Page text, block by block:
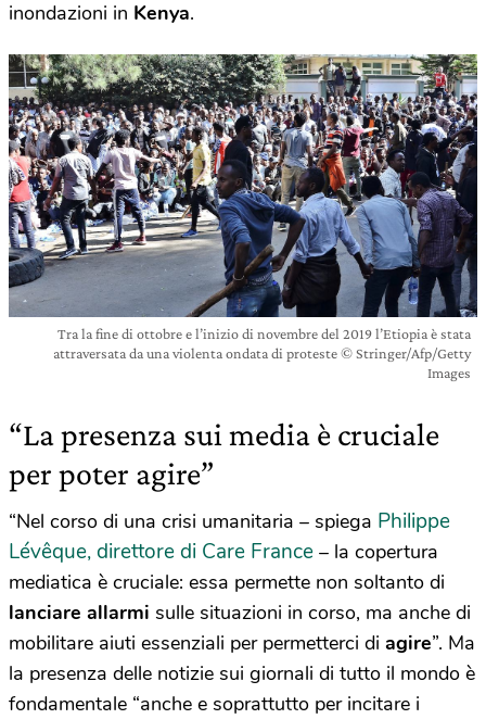
inondazioni in Kenya.
Tra la fine di ottobre e l’inizio di novembre del 2019 l’Etiopia è stata
attraversata da una violenta ondata di proteste © Stringer/Afp/Getty
Images
“La presenza sui media è cruciale
per poter agire”
“Nel corso di una crisi umanitaria – spiega Philippe
Lévêque, direttore di Care France – la copertura
mediatica è cruciale: essa permette non soltanto di
lanciare allarmi sulle situazioni in corso, ma anche di
mobilitare aiuti essenziali per permetterci di agire”. Ma
la presenza delle notizie sui giornali di tutto il mondo è
fondamentale “anche e soprattutto per incitare i